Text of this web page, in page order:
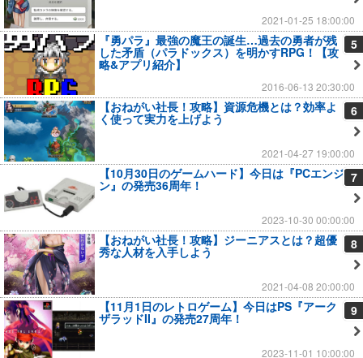
2021-01-25 18:00:00
5
『勇パラ』最強の魔王の誕生…過去の勇者が残
した矛盾（パラドックス）を明かすRPG！【攻
略&アプリ紹介】
2016-06-13 20:30:00
6
【おねがい社長！攻略】資源危機とは？効率よ
く使って実力を上げよう
2021-04-27 19:00:00
7
【10月30日のゲームハード】今日は『PCエンジ
ン』の発売36周年！
2023-10-30 00:00:00
8
【おねがい社長！攻略】ジーニアスとは？超優
秀な人材を入手しよう
2021-04-08 20:00:00
9
【11月1日のレトロゲーム】今日はPS『アーク
ザラッドII』の発売27周年！
2023-11-01 10:00:00